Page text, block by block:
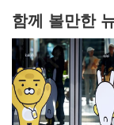
함께 볼만한